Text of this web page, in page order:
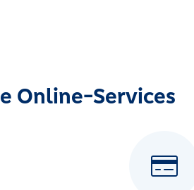
Online-Services